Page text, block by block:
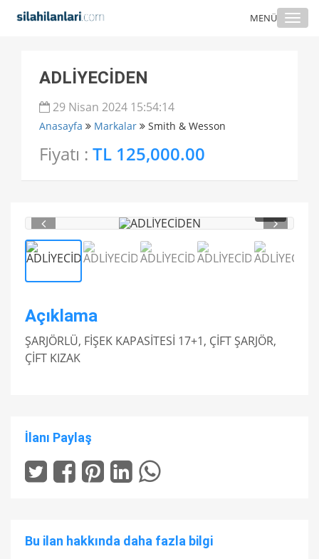
MENÜ
ADLİYECİDEN
29 Nisan 2024 15:54:14
Anasayfa Markalar Smith & Wesson
Fiyatı : TL 125,000.00
1/ 5
Açıklama
ŞARJÖRLÜ, FİŞEK KAPASİTESİ 17+1, ÇİFT ŞARJÖR,
ÇİFT KIZAK
İlanı Paylaş
Bu ilan hakkında daha fazla bilgi